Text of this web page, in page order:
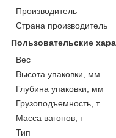
Производитель
Страна производитель
Пользовательские
Вес
Высота упаковки, мм
Глубина упаковки, мм
Грузоподъемность, т
Масса вагонов, т
Тип